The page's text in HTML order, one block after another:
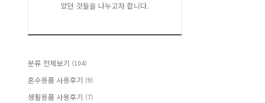
았던 것들을 나누고자 합니다.
분류 전체보기 (104)
혼수용품 사용후기 (9)
생활용품 사용후기 (7)